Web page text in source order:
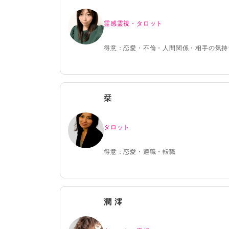
霊感霊視・タロット
得意：恋愛・不倫・人間関係・相手の気
栞
タロット
得意：恋愛・適職・転職
潤 澪